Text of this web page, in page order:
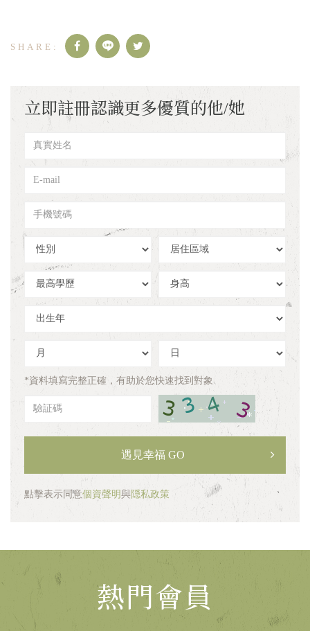
立即註冊認識更多優質的他/她
實
姓
名
手
號
碼
區
月
日
*資料填寫完整正確，有助於您快速找到對象
驗
遇見幸福 GO
點擊表示同意個資聲明與隠私政策
熱門會員